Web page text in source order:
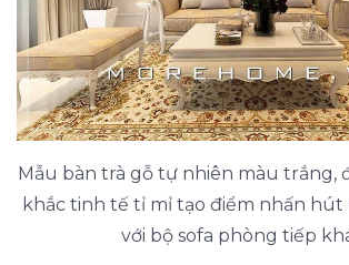
Mẫu bàn trà gỗ tự nhiên màu trắng,
khắc tinh tế tỉ mỉ tạo điểm nhấn hút
với bộ sofa phòng tiếp